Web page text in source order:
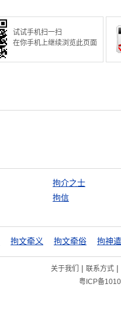
试试手机扫一扫
在你手机上继续浏览此页面
拘介之士
拘信
拘文牵义 拘文牵俗 拘神
关于我们 | 联系方式|
粤ICP备